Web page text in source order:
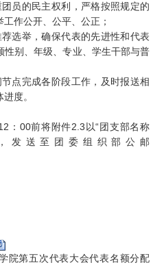
员的民主权利，严格按照规定的
作公开、公平、公正；
选举，确保代表的先进性和代表
别、年级、专业、学生干部与普
点完成各阶段工作，及时报送相
度。
：00前将附件2.3以“团支部名称
发送至团委组织部公邮
院第五次代表大会代表名额分配